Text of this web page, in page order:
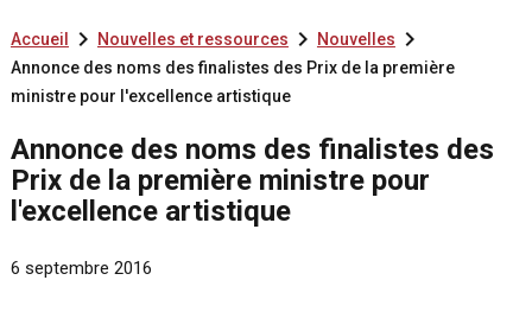
Accueil  Nouvelles et ressources Nouvelles
Annonce des noms des finalistes des Prix de la première
ministre pour l'excellence artistique
Annonce des noms des finalistes des
Prix de la première ministre pour
l'excellence artistique
6 septembre 2016